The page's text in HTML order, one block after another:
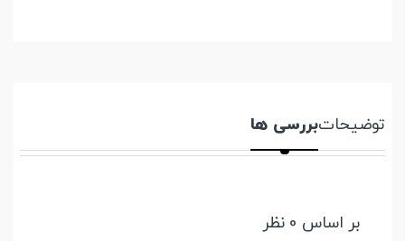
توضیحاتبررسی ها
بر اساس 0 نظر